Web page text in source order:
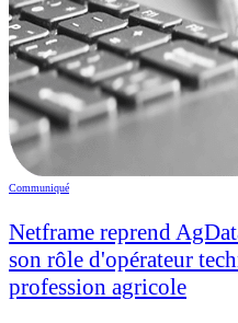
Communiqué
Netframe reprend
son rôle d'opérateur
profession agricole